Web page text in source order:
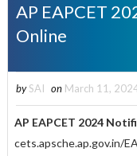
AP EAPCET
Online
by SAI on March 11,
AP EAPCET 2024
cets.apsche.ap.gov.in/